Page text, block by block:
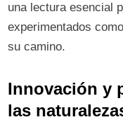
una lectura esencial
experimentados
su camino.
Innovación y
las